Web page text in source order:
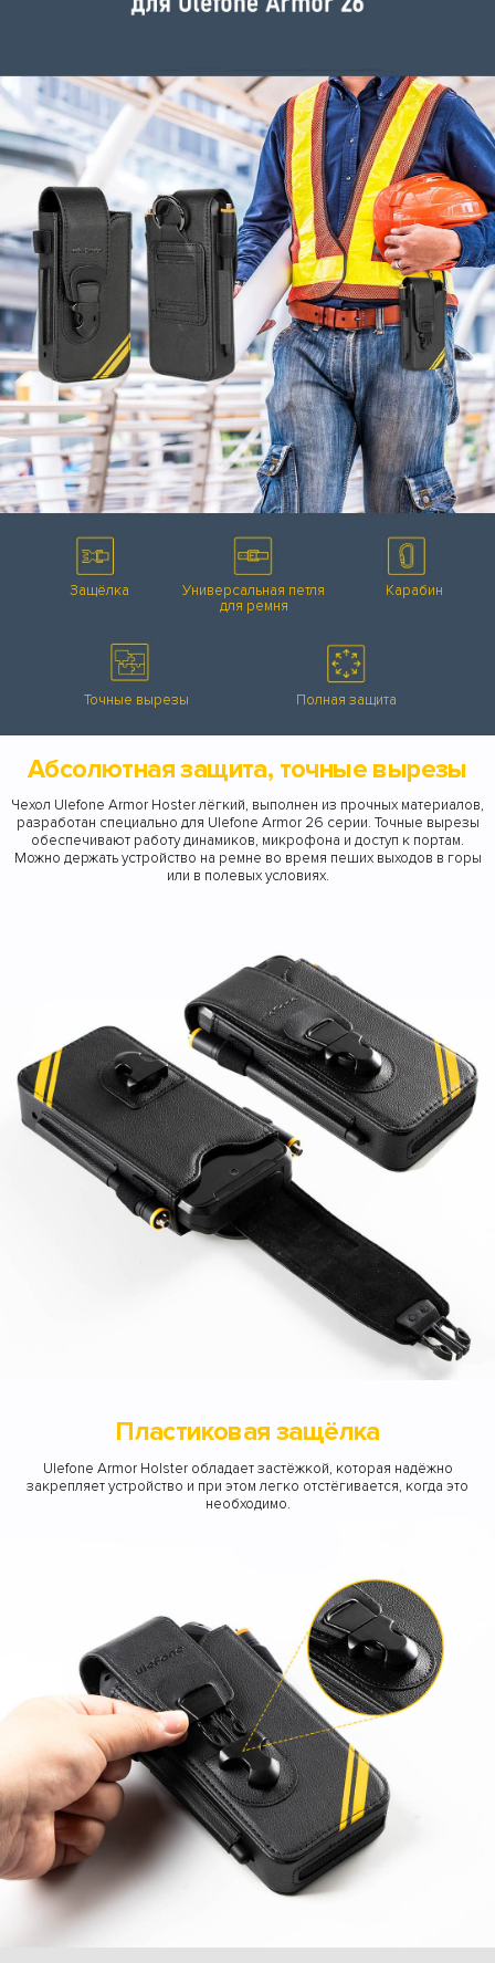
Абсолютная защита, точные вырезы
Чехол Ulefone Armor Hoster лёгкий, выполнен из прочных материалов,
разработан специально для Ulefone Armor 26 серии. Точные вырезы
обеспечивают работу динамиков, микрофона и доступ к портам.
Можно держать устройство на ремне во время пеших выходов в горы
или в полевых условиях.
Защёлка
Универсальная петля
для ремня
Карабин
Точные вырезы Полная защита
Пластиковая защёлка
Ulefone Armor Holster обладает застёжкой, которая надёжно
закрепляет устройство и при этом легко отстёгивается, когда это
необходимо.